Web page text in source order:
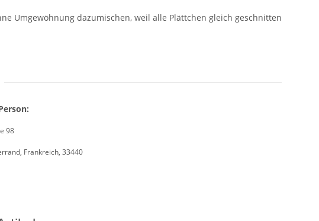
Umgewöhnung dazumischen, weil alle Plättchen gleich geschnitten
98
Frankreich, 33440